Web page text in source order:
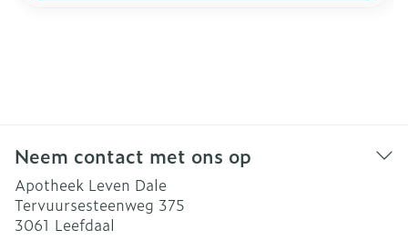
Neem contact met ons op
Apotheek Leven Dale
Tervuursesteenweg 375
3061 Leefdaal